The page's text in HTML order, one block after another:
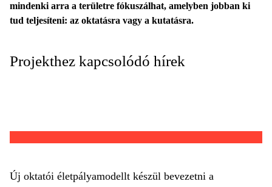
mindenki arra a területre fókuszálhat, amelyben jobban ki
tud teljesíteni: az oktatásra vagy a kutatásra.
Projekthez kapcsolódó hírek
Új oktatói életpályamodellt készül bevezetni a